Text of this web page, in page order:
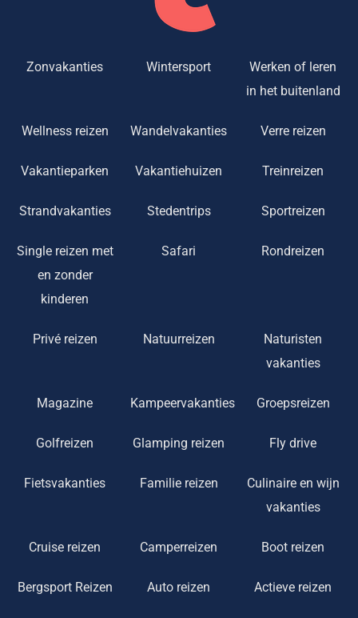
Zonvakanties Wintersport
Werken of leren
in het buitenland
Wellness reizen Wandelvakanties Verre reizen
Vakantieparken Vakantiehuizen Treinreizen
Strandvakanties Stedentrips Sportreizen
Single reizen met
en zonder
kinderen
Safari Rondreizen
Privé reizen Natuurreizen
Naturisten
vakanties
Magazine Kampeervakanties Groepsreizen
Golfreizen Glamping reizen Fly drive
Fietsvakanties Familie reizen
Culinaire en wijn
vakanties
Cruise reizen Camperreizen Boot reizen
Bergsport Reizen Auto reizen Actieve reizen